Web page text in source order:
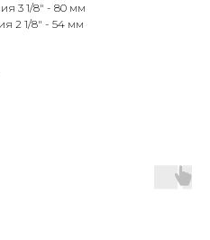
3 1/8" - 80 мм
2 1/8" - 54 мм